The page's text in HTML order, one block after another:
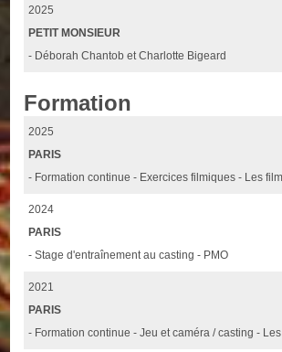
2025
PETIT MONSIEUR
- Déborah Chantob et Charlotte Bigeard
Formation
2025
PARIS
- Formation continue - Exercices filmiques - Les
2024
PARIS
- Stage d'entraînement au casting - PMO
2021
PARIS
- Formation continue - Jeu et caméra / casting -